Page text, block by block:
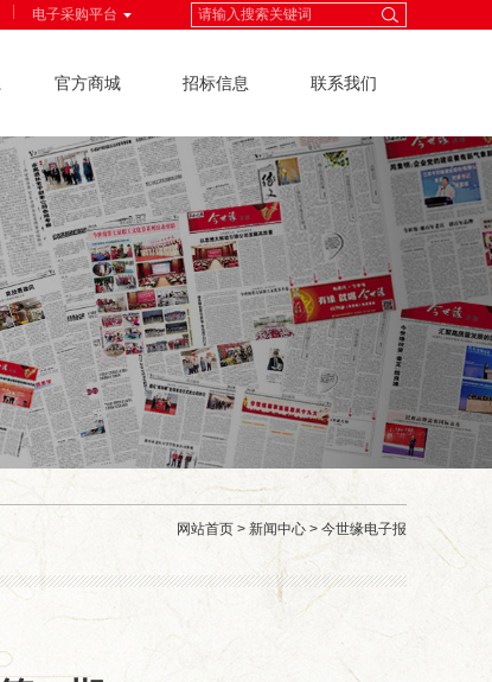
电子采购平台
官方商城 招标信息 联系我们
网站首页 > 新闻中心 > 今世缘电子报